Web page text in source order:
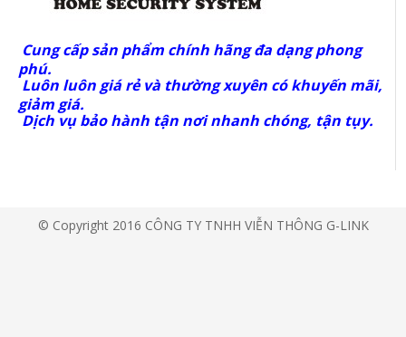
Cung cấp sản phẩm chính hãng đa dạng phong
phú.
Luôn luôn giá rẻ và thường xuyên có khuyến mãi,
giảm giá.
Dịch vụ bảo hành tận nơi nhanh chóng, tận tụy.
© Copyright 2016 CÔNG TY TNHH VIỄN THÔNG G-LINK